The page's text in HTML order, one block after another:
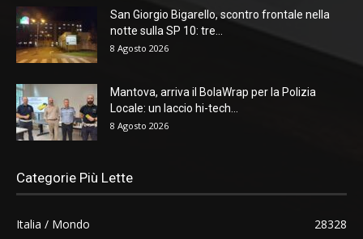
San Giorgio Bigarello, scontro frontale nella
notte sulla SP 10: tre...
8 Agosto 2026
Mantova, arriva il BolaWrap per la Polizia
Locale: un laccio hi-tech...
8 Agosto 2026
Categorie Più Lette
Italia / Mondo
28328